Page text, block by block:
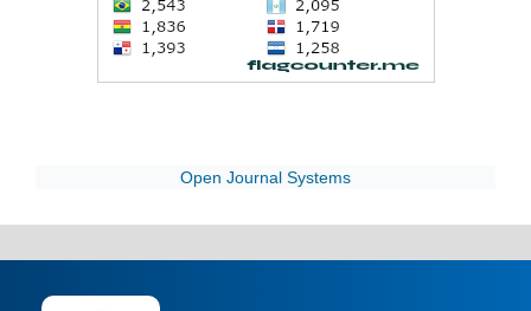
Open Journal Systems